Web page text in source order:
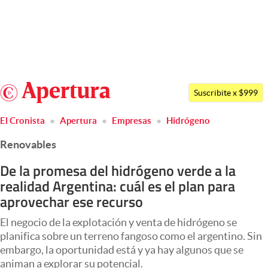
Argentina
Members
Economía y Política
Negocios
Columnistas
Otras secciones
Apertura
Suscribite x $999
El Cronista Apertura Empresas Hidrógeno
Renovables
De la promesa del hidrógeno verde a la
realidad Argentina: cuál es el plan para
aprovechar ese recurso
El negocio de la explotación y venta de hidrógeno se
planifica sobre un terreno fangoso como el argentino. Sin
embargo, la oportunidad está y ya hay algunos que se
animan a explorar su potencial.